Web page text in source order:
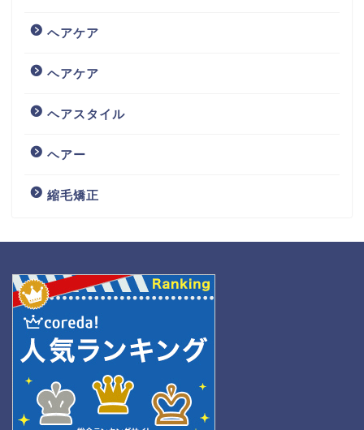
ヘアケア
ヘアケア
ヘアスタイル
ヘアー
縮毛矯正